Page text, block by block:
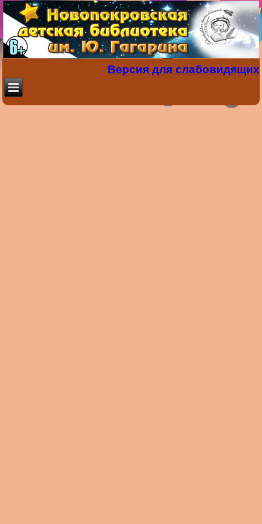
Версия для слабовидящих